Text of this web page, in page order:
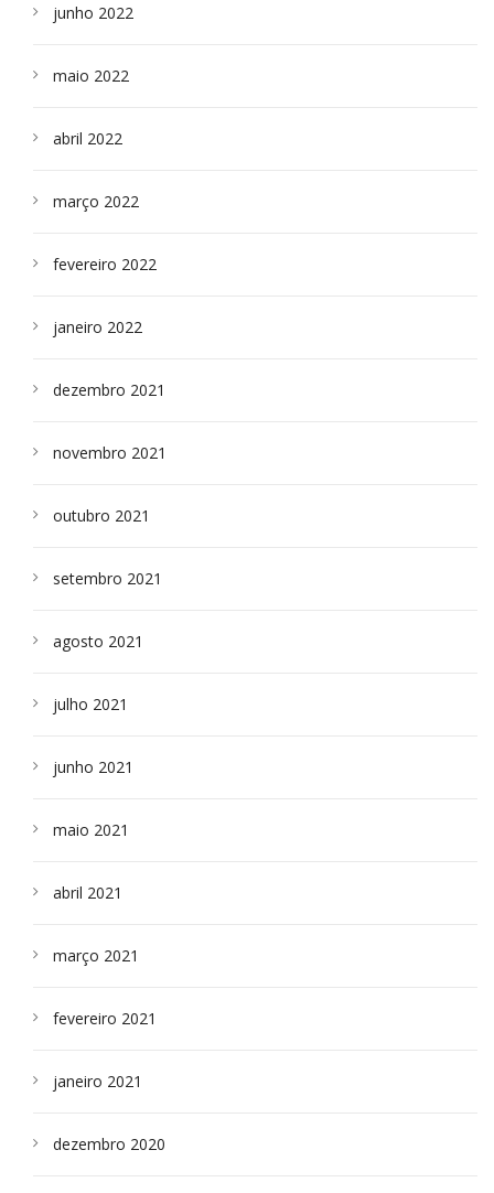
junho 2022
maio 2022
abril 2022
março 2022
fevereiro 2022
janeiro 2022
dezembro 2021
novembro 2021
outubro 2021
setembro 2021
agosto 2021
julho 2021
junho 2021
maio 2021
abril 2021
março 2021
fevereiro 2021
janeiro 2021
dezembro 2020